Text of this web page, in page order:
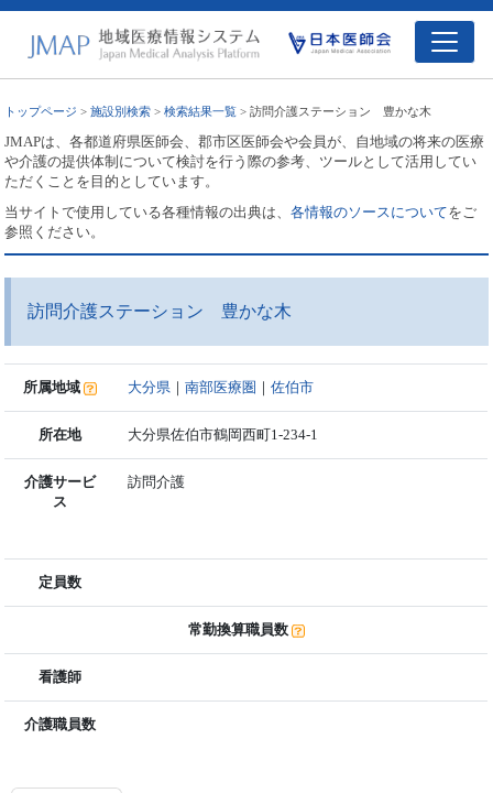
トップページ >施設別検索 >検索結果一覧 > 訪問介護ステーション 豊かな木
JMAPは、各都道府県医師会、郡市区医師会や会員が、自地域の将来の医療
や介護の提供体制について検討を行う際の参考、ツールとして活用してい
ただくことを目的としています。
当サイトで使用している各種情報の出典は、各情報のソースについてをご
参照ください。
訪問介護ステーション 豊かな木
所属地域 大分県 ｜南部医療圏 ｜佐伯市
所在地 大分県佐伯市鶴岡西町1-234-1
介護サービ
ス
訪問介護
定員数
常勤換算職員数
看護師
介護職員数